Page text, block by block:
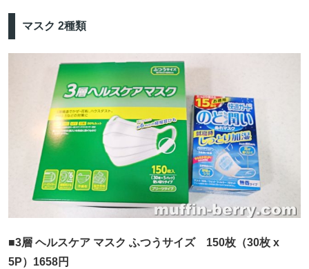
マスク 2種類
■3層 ヘルスケア マスク ふつうサイズ 150枚（30枚 x
5P）1658円